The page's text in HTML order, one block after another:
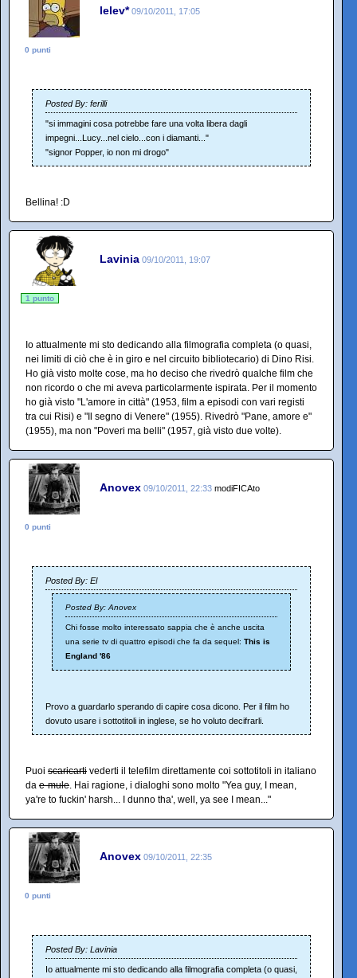
lelev* 09/10/2011, 17:05
0 punti
Posted By: ferilli
"si immagini cosa potrebbe fare una volta libera dagli
impegni...Lucy...nel cielo...con i diamanti..."
"signor Popper, io non mi drogo"
Bellina! :D
Lavinia 09/10/2011, 19:07
1 punto
Io attualmente mi sto dedicando alla filmografia completa (o quasi,
nei limiti di ciò che è in giro e nel circuito bibliotecario) di Dino Risi.
Ho già visto molte cose, ma ho deciso che rivedrò qualche film che
non ricordo o che mi aveva particolarmente ispirata. Per il momento
ho già visto "L'amore in città" (1953, film a episodi con vari registi
tra cui Risi) e "Il segno di Venere" (1955). Rivedrò "Pane, amore e"
(1955), ma non "Poveri ma belli" (1957, già visto due volte).
Anovex 09/10/2011, 22:33 modiFICAto
0 punti
Posted By: El
Posted By: Anovex
Chi fosse molto interessato sappia che è anche uscita
una serie tv di quattro episodi che fa da sequel: This is
England '86
Provo a guardarlo sperando di capire cosa dicono. Per il film ho
dovuto usare i sottotitoli in inglese, se ho voluto decifrarli.
Puoi scaricarti vederti il telefilm direttamente coi sottotitoli in italiano
da e-mule. Hai ragione, i dialoghi sono molto "Yea guy, I mean,
ya're to fuckin' harsh... I dunno tha', well, ya see I mean..."
Anovex 09/10/2011, 22:35
0 punti
Posted By: Lavinia
Io attualmente mi sto dedicando alla filmografia completa (o quasi,